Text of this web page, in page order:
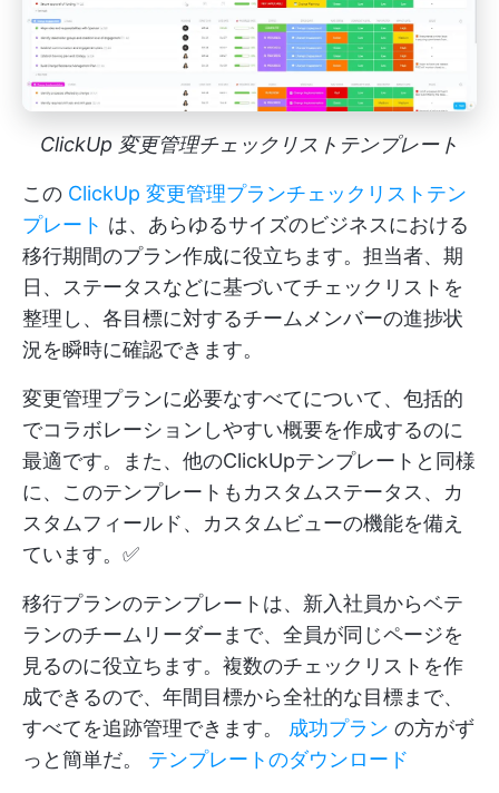
ClickUp 変更管理チェックリストテンプレート
この ClickUp 変更管理プランチェックリストテン
プレート は、あらゆるサイズのビジネスにおける
移行期間のプラン作成に役立ちます。担当者、期
日、ステータスなどに基づいてチェックリストを
整理し、各目標に対するチームメンバーの進捗状
況を瞬時に確認できます。
変更管理プランに必要なすべてについて、包括的
でコラボレーションしやすい概要を作成するのに
最適です。また、他のClickUpテンプレートと同様
に、このテンプレートもカスタムステータス、カ
スタムフィールド、カスタムビューの機能を備え
ています。✅
移行プランのテンプレートは、新入社員からベテ
ランのチームリーダーまで、全員が同じページを
見るのに役立ちます。複数のチェックリストを作
成できるので、年間目標から全社的な目標まで、
すべてを追跡管理できます。 成功プラン の方がず
っと簡単だ。 テンプレートのダウンロード